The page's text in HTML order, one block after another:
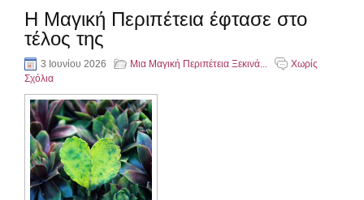
Η Μαγική Περιπέτεια έφτασε στο
τέλος της
3 Ιουνίου 2026 Μια Μαγική Περιπέτεια Ξεκινά...
Χωρίς
Σχόλια